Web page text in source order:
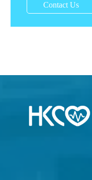
Contact Us